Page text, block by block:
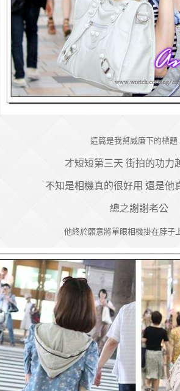
這篇是我幫威廉下的標題
才短短第三天 街拍的功力
不知是相機真的很好用 還是他
總之謝謝老公
他終於願意將單眼相機掛在脖子